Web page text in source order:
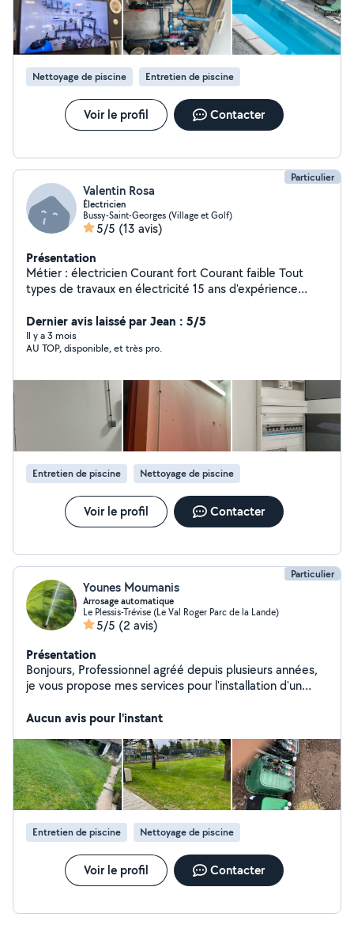
Nettoyage de piscine Entretien de piscine
Voir le profil Contacter
Particulier
Valentin Rosa
Électricien
Bussy-Saint-Georges (Village et Golf)
5/5 (13 avis)
Présentation
Métier : électricien Courant fort Courant faible Tout
types de travaux en électricité 15 ans d'expérience
fonctionnement Dépannage n'hésitez pas si je peux
vous être utile
Dernier avis laissé par Jean : 5/5
Il y a 3 mois
AU TOP, disponible, et très pro.
Entretien de piscine Nettoyage de piscine
Voir le profil Contacter
Particulier
Younes Moumanis
Arrosage automatique
Le Plessis-Trévise (Le Val Roger Parc de la Lande)
5/5 (2 avis)
Présentation
Bonjours, Professionnel agréé depuis plusieurs années,
je vous propose mes services pour l'installation d'un
plantations. Nous vous garantissons un travail
compétitif. N'hésitez pas à me contacter pour en
discuter ! 07-68-97-66-35
Aucun avis pour l'instant
Entretien de piscine Nettoyage de piscine
Voir le profil Contacter